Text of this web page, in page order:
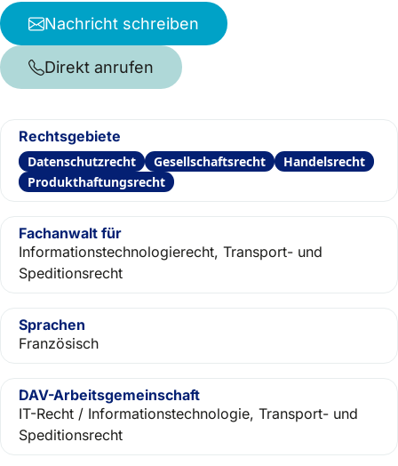
Nachricht schreiben
Direkt anrufen
Rechtsgebiete
Datenschutzrecht Gesellschaftsrecht
Handelsrecht
Produkthaftungsrecht
Fachanwalt für
Informationstechnologierecht, Transport- und
Speditionsrecht
Sprachen
Französisch
DAV-Arbeitsgemeinschaft
IT-Recht / Informationstechnologie, Transport- und
Speditionsrecht